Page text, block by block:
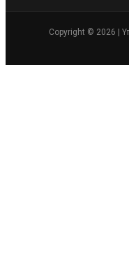
Copyright © 2026 |